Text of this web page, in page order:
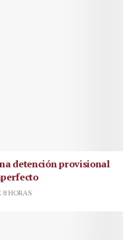
detención provisional
HORAS